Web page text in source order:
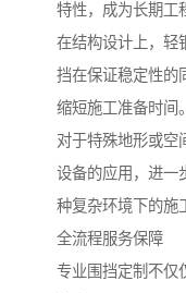
特性，成为长期工
在结构设计上，轻
挡在保证稳定性的
缩短施工准备时间。
对于特殊地形或空
设备的应用，进一
种复杂环境下的施
全流程服务保障
专业围挡定制不仅